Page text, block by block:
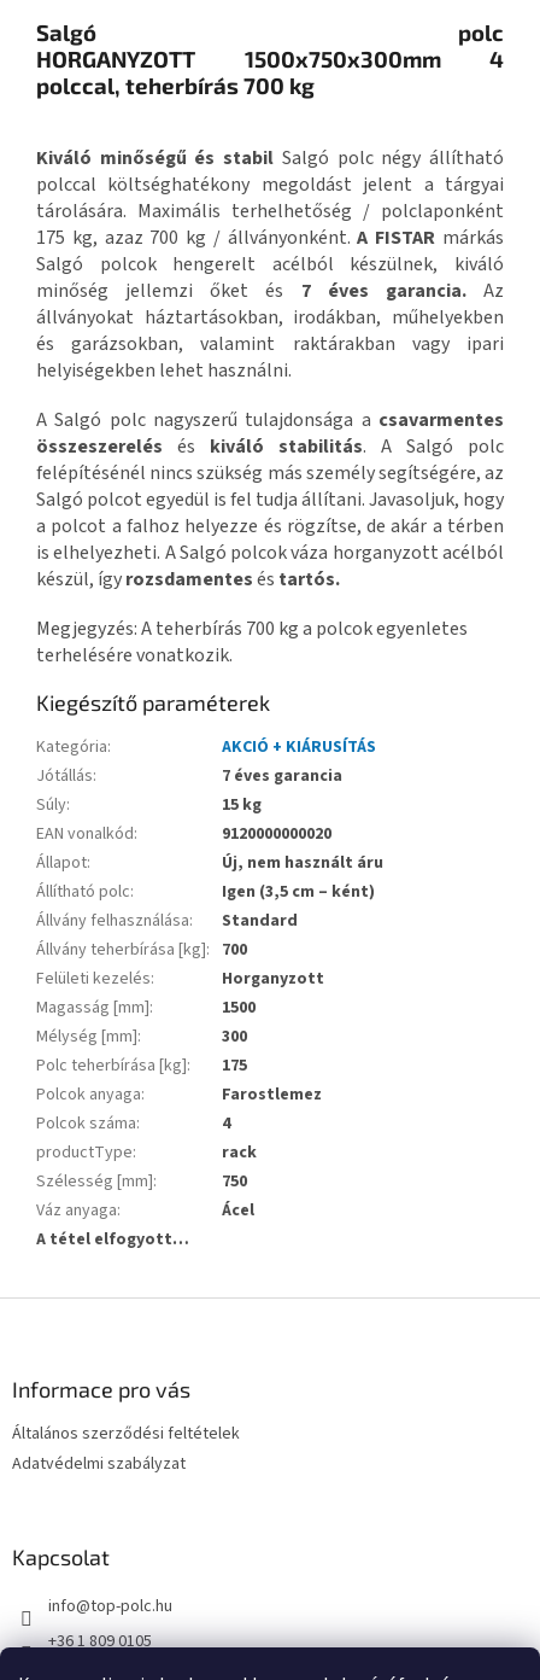
Salgó polc
HORGANYZOTT 1500x750x300mm 4
polccal, teherbírás 700 kg
Kiváló minőségű és stabil Salgó polc négy állítható
polccal költséghatékony megoldást jelent a tárgyai
tárolására. Maximális terhelhetőség / polclaponként
175 kg, azaz 700 kg / állványonként.A FISTAR márkás
Salgó polcok hengerelt acélból készülnek, kiváló
minőség jellemzi őket és 7 éves garancia.Az
állványokat háztartásokban, irodákban, műhelyekben
és garázsokban, valamint raktárakban vagy ipari
helyiségekben lehet használni.
A Salgó polc nagyszerű tulajdonsága a csavarmentes
összeszerelés és kiváló stabilitás. A Salgó polc
felépítésénél nincs szükség más személy segítségére, az
Salgó polcot egyedül is fel tudja állítani. Javasoljuk, hogy
a polcot a falhoz helyezze és rögzítse, de akár a térben
is elhelyezheti. A Salgó polcok váza horganyzott acélból
készül, ígyrozsdamentesés tartós.
Megjegyzés: A teherbírás 700 kg a polcok egyenletes
terhelésére vonatkozik.
Kiegészítő paraméterek
Kategória:
AKCIÓ + KIÁRUSÍTÁS
Jótállás:
7 éves garancia
Súly:
15 kg
EAN vonalkód:
9120000000020
Állapot:
Új, nem használt áru
Állítható polc:
Igen (3,5 cm – ként)
Állvány felhasználása:
Standard
Állvány teherbírása [kg]: 700
Felületi kezelés:
Horganyzott
Magasság [mm]:
1500
Mélység [mm]:
300
Polc teherbírása [kg]:
175
Polcok anyaga:
Farostlemez
Polcok száma:
4
productType:
rack
Szélesség [mm]:
750
Váz anyaga:
Ácel
A tétel elfogyott…
Informace pro vás
Általános szerződési feltételek
Adatvédelmi szabályzat
Kapcsolat
info@top-polc.hu
+36 1 809 0105